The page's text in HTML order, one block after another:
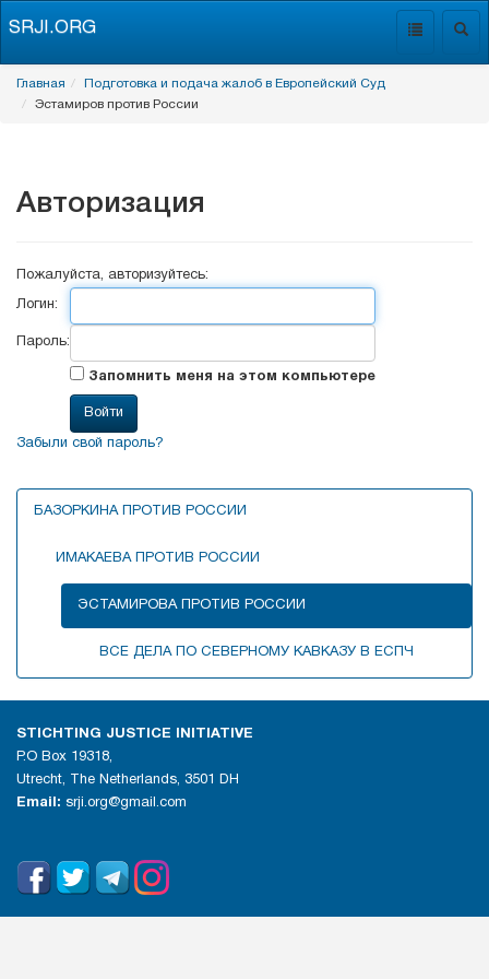
Toggle
SRJI.ORG
Главная
Подготовка и подача жалоб в Европейский Суд
Эстамиров против России
Авторизация
Пожалуйста, авторизуйтесь:
Логин:
Пароль:
Запомнить меня на этом компьютере
Забыли свой пароль?
БАЗОРКИНА ПРОТИВ РОССИИ
ИМАКАЕВА ПРОТИВ РОССИИ
ЭСТАМИРОВА ПРОТИВ РОССИИ
ВСЕ ДЕЛА ПО СЕВЕРНОМУ КАВКАЗУ В ЕСПЧ
STICHTING JUSTICE INITIATIVE
P.O Box 19318,
Utrecht, The Netherlands, 3501 DH
Email: srji.org@gmail.com